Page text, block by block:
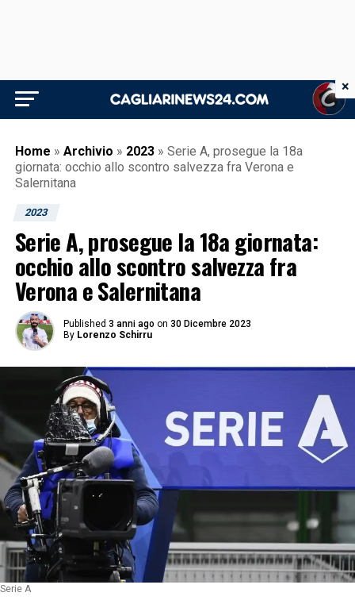
Home » Archivio » 2023 » Serie A, prosegue la 18a
giornata: occhio allo scontro salvezza fra Verona e
Salernitana
2023
Serie A, prosegue la 18a giornata:
occhio allo scontro salvezza fra
Verona e Salernitana
Published 3 anni ago on 30 Dicembre 2023
By Lorenzo Schirru
Serie A
×